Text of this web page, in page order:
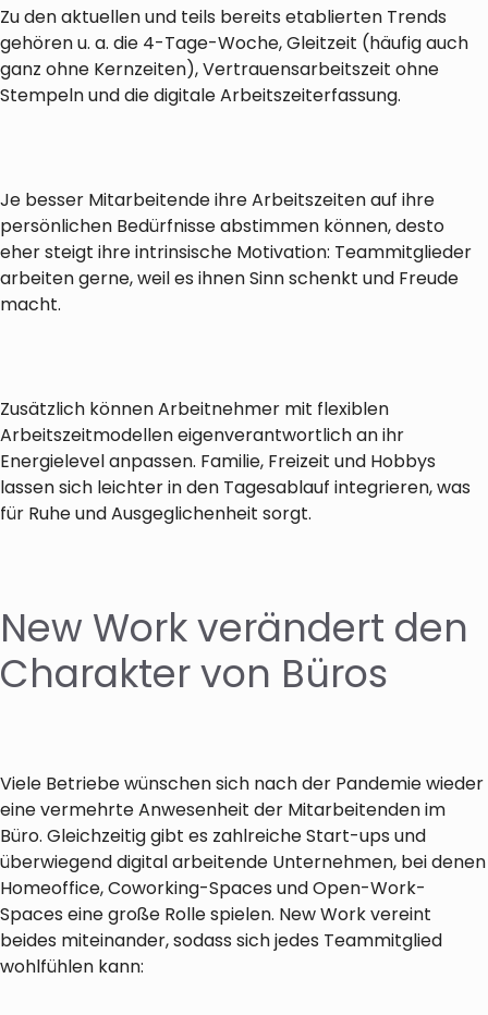
Zu den aktuellen und teils bereits etablierten Trends
gehören u. a. die 4-Tage-Woche, Gleitzeit (häufig auch
ganz ohne Kernzeiten), Vertrauensarbeitszeit ohne
Stempeln und die digitale Arbeitszeiterfassung.
Je besser Mitarbeitende ihre Arbeitszeiten auf ihre
persönlichen Bedürfnisse abstimmen können, desto
eher steigt ihre intrinsische Motivation: Teammitglieder
arbeiten gerne, weil es ihnen Sinn schenkt und Freude
macht.
Zusätzlich können Arbeitnehmer mit flexiblen
Arbeitszeitmodellen eigenverantwortlich an ihr
Energielevel anpassen. Familie, Freizeit und Hobbys
lassen sich leichter in den Tagesablauf integrieren, was
für Ruhe und Ausgeglichenheit sorgt.
New Work verändert den
Charakter von Büros
Viele Betriebe wünschen sich nach der Pandemie wieder
eine vermehrte Anwesenheit der Mitarbeitenden im
Büro. Gleichzeitig gibt es zahlreiche Start-ups und
überwiegend digital arbeitende Unternehmen, bei denen
Homeoffice, Coworking-Spaces und Open-Work-
Spaces eine große Rolle spielen. New Work vereint
beides miteinander, sodass sich jedes Teammitglied
wohlfühlen kann: